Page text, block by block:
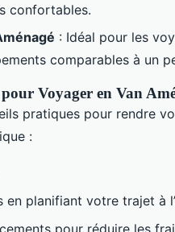
confortables.
: Idéal pour les
comparables à un
Voyager en Van
pratiques pour rendre
:
en planifiant votre trajet à
pour réduire les